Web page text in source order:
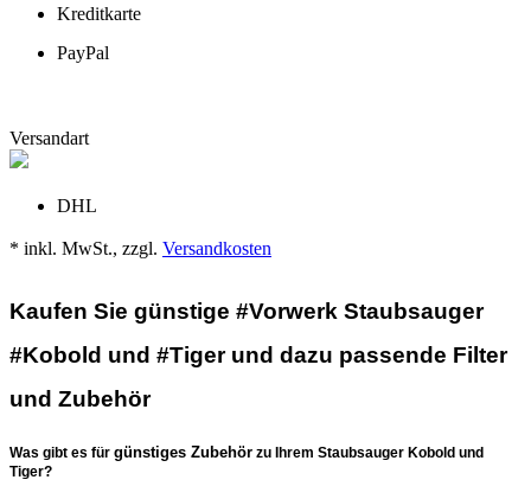
Kreditkarte
PayPal
Versandart
DHL
* inkl. MwSt., zzgl. Versandkosten
Kaufen Sie günstige #Vorwerk Staubsauger
#Kobold und #Tiger und dazu passende Filter
und Zubehör
Was gibt es für günstiges Zubehör zu Ihrem Staubsauger Kobold und
Tiger?